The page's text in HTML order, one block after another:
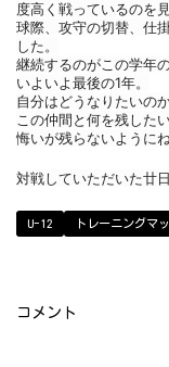
度高く戦っているのを
球際、攻守の切替、仕
した。
継続するのがこの学年の
いよいよ最後の1年。
自分はどうなりたいの
この仲間と何を残した
悔いが残らないようにね
対戦していただいた廿
U-12 トレーニングマ
コメント